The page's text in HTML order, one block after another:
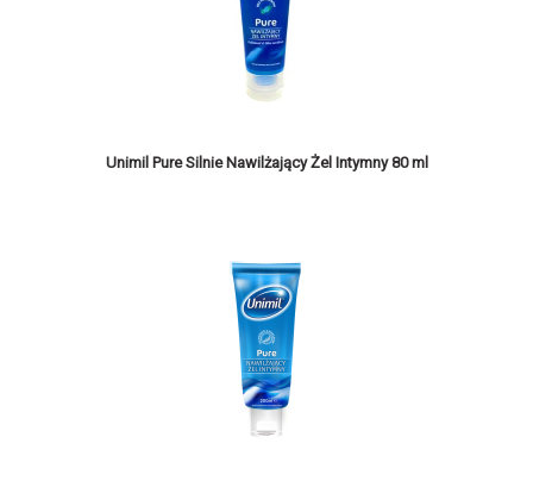
Unimil Pure Silnie Nawilżający Żel Intymny 80 ml